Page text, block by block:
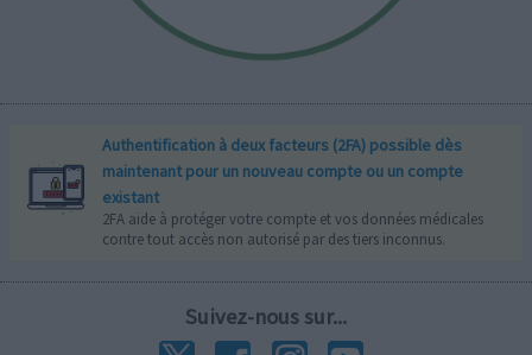
Authentification à deux facteurs (2FA) possible dès
maintenant pour un nouveau compte ou un compte
existant
2FA aide à protéger votre compte et vos données médicales
contre tout accès non autorisé par des tiers inconnus.
Suivez-nous sur...